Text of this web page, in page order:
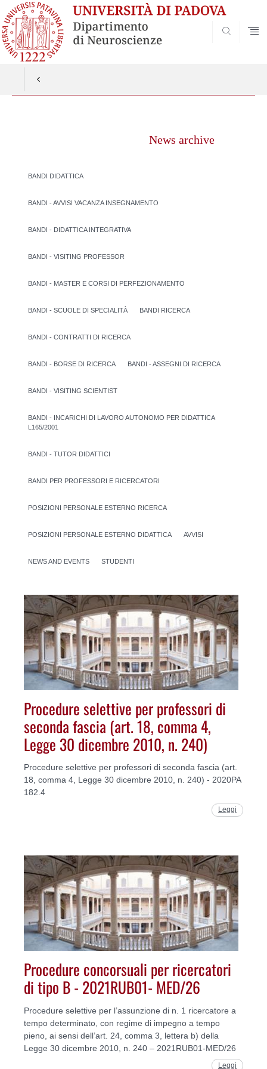
News archive
BANDI DIDATTICA
BANDI - AVVISI VACANZA INSEGNAMENTO
BANDI - DIDATTICA INTEGRATIVA
BANDI - VISITING PROFESSOR
BANDI - MASTER E CORSI DI PERFEZIONAMENTO
BANDI - SCUOLE DI SPECIALITÀ BANDI RICERCA
BANDI - CONTRATTI DI RICERCA
BANDI - BORSE DI RICERCA BANDI - ASSEGNI DI RICERCA
BANDI - VISITING SCIENTIST
BANDI - INCARICHI DI LAVORO AUTONOMO PER DIDATTICA
L165/2001
BANDI - TUTOR DIDATTICI
BANDI PER PROFESSORI E RICERCATORI
POSIZIONI PERSONALE ESTERNO RICERCA
POSIZIONI PERSONALE ESTERNO DIDATTICA AVVISI
NEWS AND EVENTS STUDENTI
Procedure selettive per professori di
seconda fascia (art. 18, comma 4,
Legge 30 dicembre 2010, n. 240)
Procedure selettive per professori di seconda fascia (art.
18, comma 4, Legge 30 dicembre 2010, n. 240) - 2020PA
182.4
Leggi
Procedure concorsuali per ricercatori
di tipo B - 2021RUB01- MED/26
Procedure selettive per l’assunzione di n. 1 ricercatore a
tempo determinato, con regime di impegno a tempo
pieno, ai sensi dell’art. 24, comma 3, lettera b) della
Legge 30 dicembre 2010, n. 240 – 2021RUB01-MED/26
Leggi